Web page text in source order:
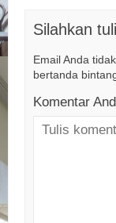
Silahkan
Email Anda
bertanda
Komentar